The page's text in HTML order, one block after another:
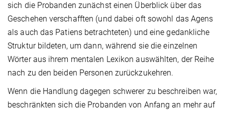
sich die Probanden zunächst einen Überblick über das
Geschehen verschafften (und dabei oft sowohl das Agens
als auch das Patiens betrachteten) und eine gedankliche
Struktur bildeten, um dann, während sie die einzelnen
Wörter aus ihrem mentalen Lexikon auswählten, der Reihe
nach zu den beiden Personen zurückzukehren.
Wenn die Handlung dagegen schwerer zu beschreiben war,
beschränkten sich die Probanden von Anfang an mehr auf